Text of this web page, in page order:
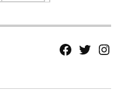
industry. Having
channels, she possesses a
More by HN Staff 1
fb Tw tw